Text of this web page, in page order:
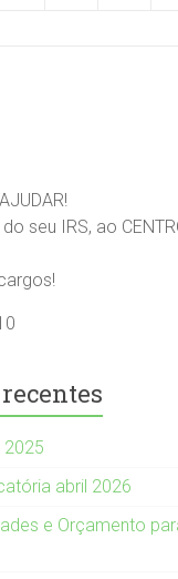
seu IRS, ao
2025
abril 2026
e Orçamento